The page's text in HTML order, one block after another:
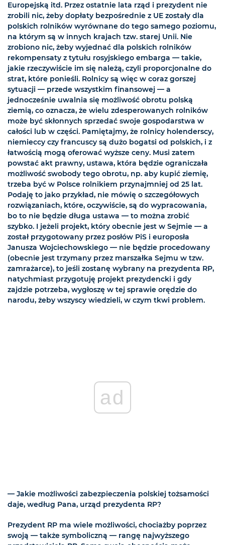
Europejską itd. Przez ostatnie lata rząd i prezydent nie
zrobili nic, żeby dopłaty bezpośrednie z UE zostały dla
polskich rolników wyrównane do tego samego poziomu,
na którym są w innych krajach tzw. starej Unii. Nie
zrobiono nic, żeby wyjednać dla polskich rolników
rekompensaty z tytułu rosyjskiego embarga — takie,
jakie rzeczywiście im się należą, czyli proporcjonalne do
strat, które ponieśli. Rolnicy są więc w coraz gorszej
sytuacji — przede wszystkim finansowej — a
jednocześnie uwalnia się możliwość obrotu polską
ziemią, co oznacza, że wielu zdesperowanych rolników
może być skłonnych sprzedać swoje gospodarstwa w
całości lub w części. Pamiętajmy, że rolnicy holenderscy,
niemieccy czy francuscy są dużo bogatsi od polskich, i z
łatwością mogą oferować wyższe ceny. Musi zatem
powstać akt prawny, ustawa, która będzie ograniczała
możliwość swobody tego obrotu, np. aby kupić ziemię,
trzeba być w Polsce rolnikiem przynajmniej od 25 lat.
Podaję to jako przykład, nie mówię o szczegółowych
rozwiązaniach, które, oczywiście, są do wypracowania,
bo to nie będzie długa ustawa — to można zrobić
szybko. I jeżeli projekt, który obecnie jest w Sejmie — a
został przygotowany przez posłów PiS i europosła
Janusza Wojciechowskiego — nie będzie procedowany
(obecnie jest trzymany przez marszałka Sejmu w tzw.
zamrażarce), to jeśli zostanę wybrany na prezydenta RP,
natychmiast przygotuję projekt prezydencki i gdy
zajdzie potrzeba, wygłoszę w tej sprawie orędzie do
narodu, żeby wszyscy wiedzieli, w czym tkwi problem.
ad
— Jakie możliwości zabezpieczenia polskiej tożsamości
daje, według Pana, urząd prezydenta RP?
Prezydent RP ma wiele możliwości, chociażby poprzez
swoją — także symboliczną — rangę najwyższego